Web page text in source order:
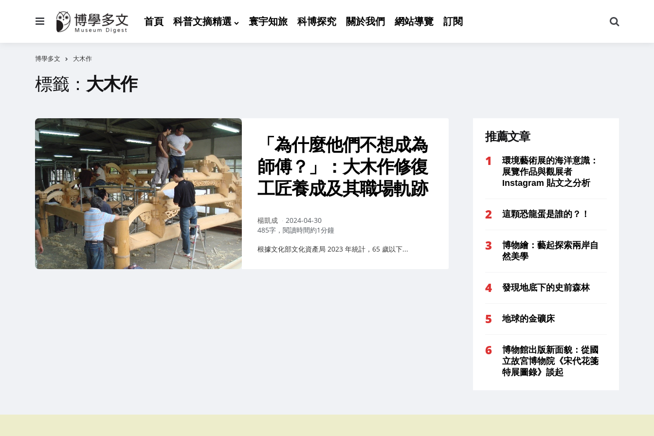
首頁 科普文摘精選 寰宇知旅 科博探究 關於我們 網站導覽 訂閱
尋
博學多文 大木作
標籤： 大木作
「為什麼他們不想成為
師傅？」：大木作修復
工匠養成及其職場軌跡
作
者：
楊凱成
2024-04-30
485字，閱讀時間約1分鐘
根據文化部文化資產局 2023 年統計，65 歲以下...
推薦文章
環境藝術展的海洋意識：
展覽作品與觀展者
Instagram 貼文之分析
這顆恐龍蛋是誰的？！
博物繪：藝起探索兩岸自
然美學
發現地底下的史前森林
地球的金礦床
博物館出版新面貌：從國
立故宮博物院《宋代花箋
特展圖錄》談起